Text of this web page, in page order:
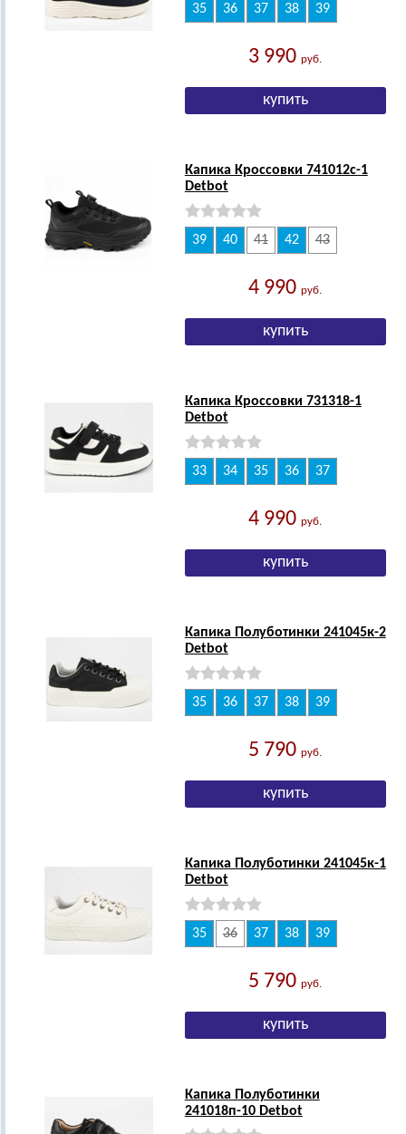
35 36 37 38 39
3 990руб.
Капика Кроссовки 741012с-1
Detbot
39 40 41 42 43
4 990руб.
Капика Кроссовки 731318-1
Detbot
33 34 35 36 37
4 990руб.
Капика Полуботинки 241045к-2
Detbot
35 36 37 38 39
5 790руб.
Капика Полуботинки 241045к-1
Detbot
35 36 37 38 39
5 790руб.
Капика Полуботинки
241018п-10 Detbot